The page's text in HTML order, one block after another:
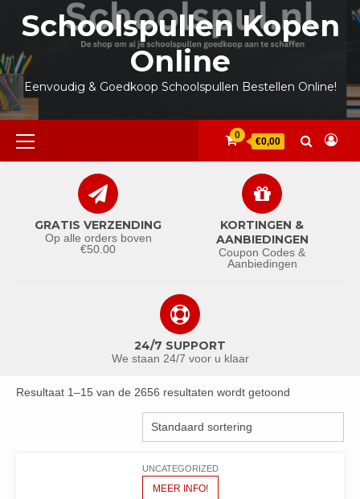
inhoud
Schoolspullen Kopen
Online
Eenvoudig & Goedkoop Schoolspullen Bestellen Online!
Primair
menu
0
€0,00
GRATIS VERZENDING
Op alle orders boven
€50.00
KORTINGEN &
AANBIEDINGEN
Coupon Codes &
Aanbiedingen
24/7 SUPPORT
We staan 24/7 voor u klaar
Resultaat 1–15 van de 2656 resultaten wordt getoond
UNCATEGORIZED
MEER INFO!